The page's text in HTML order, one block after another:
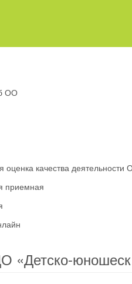
ОО
оценка качества деятельности
приемная
«Детско-